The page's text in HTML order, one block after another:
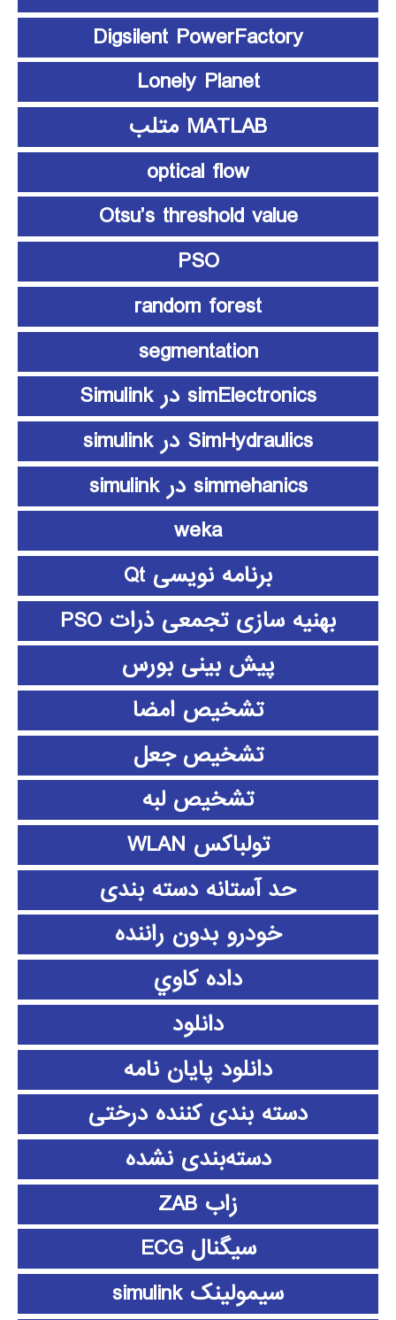
Digsilent PowerFactory
Lonely Planet
MATLAB متلب
optical flow
Otsu’s threshold value
PSO
random forest
segmentation
simElectronics در Simulink
SimHydraulics در simulink
simmehanics در simulink
weka
برنامه نویسی Qt
بهنیه سازی تجمعی ذرات PSO
پیش بینی بورس
تشخیص امضا
تشخیص جعل
تشخیص لبه
تولباکس WLAN
حد آستانه دسته بندی
خودرو بدون راننده
داده كاوي
دانلود
دانلود پايان نامه
دسته بندی کننده درختی
دسته‌بندی نشده
زاب ZAB
سیگنال ECG
سیمولینک simulink